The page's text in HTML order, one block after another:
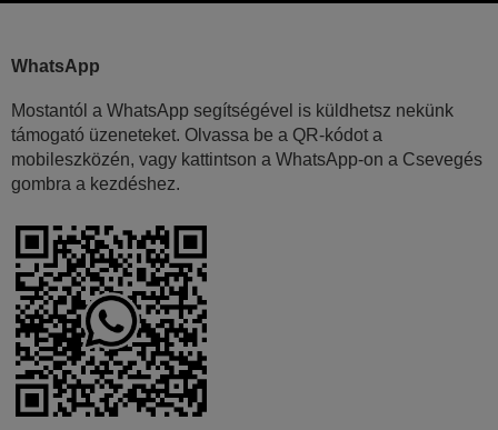
WhatsApp
Mostantól a WhatsApp segítségével is küldhetsz nekünk
támogató üzeneteket. Olvassa be a QR-kódot a
mobileszközén, vagy kattintson a WhatsApp-on a Csevegés
gombra a kezdéshez.